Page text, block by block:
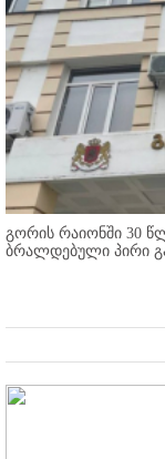
გორის რაიონში 30
ბრალდებული პირი